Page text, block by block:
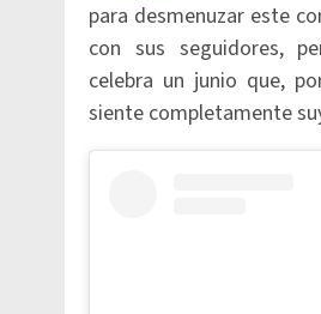
para desmenuzar este
con sus seguidores,
celebra un junio que,
siente completamente